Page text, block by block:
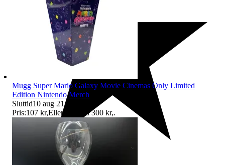
Mugg Super Mario Galaxy Movie Cinemas Only Limited
Edition Nintendo Merch
Sluttid10 aug 21:00
Pris:107 kr,Eller Köp nu 300 kr,.